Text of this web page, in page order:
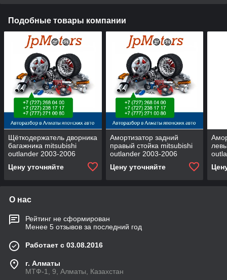
Подобные товары компании
Щёткодержатель дворника
багажника mitsubishi
outlander 2003-2006
Цену уточняйте
Амортизатор задний
правый стойка mitsubishi
outlander 2003-2006
Цену уточняйте
О нас
Рейтинг не сформирован
Менее 5 отзывов за последний год
Работает с 03.08.2016
г. Алматы
МТФ-1, 9, Алматы, Казахстан